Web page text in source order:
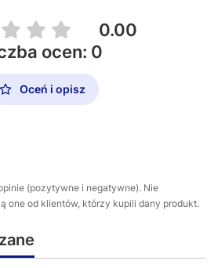
0.00
ocen: 0
Oceń i opisz
(pozytywne i negatywne). Nie
one od klientów, którzy kupili dany produkt.